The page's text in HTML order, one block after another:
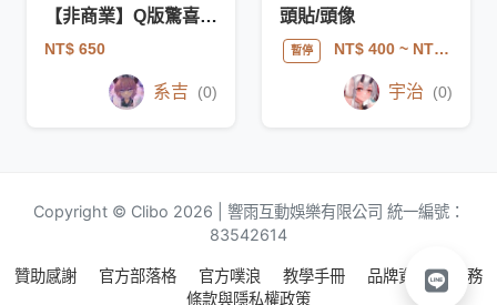
【非商業】Q版驚喜包委託
NT$ 650
系吉 (0)
頭貼/頭像
暫停 NT$ 400~ NT$ 600
宇治 (0)
Copyright © Clibo 2026 | 響雨互動娛樂有限公司 統一編號：
83542614
贊助感謝 官方部落格 官方噗浪 教學手冊 品牌資源
服務
條款與隱私權政策